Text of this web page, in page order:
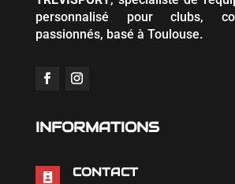
personnalisé pour clubs,
passionnés, basé à Toulouse.
INFORMATIONS

CONTACT